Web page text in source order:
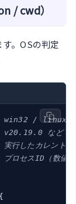
/ cwd）
。OSの判定
/ linux /
など
行したカレントフ
ロセスID（数値）